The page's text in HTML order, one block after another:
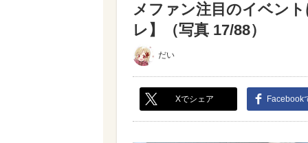
メファン注目のイベン
レ】（写真 17/88）
だい
Xでシェア Facebook